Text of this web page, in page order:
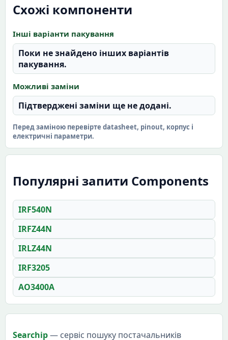
Схожі компоненти
Інші варіанти пакування
Поки не знайдено інших варіантів
пакування.
Можливі заміни
Підтверджені заміни ще не додані.
Перед заміною перевірте datasheet, pinout, корпус і
електричні параметри.
Популярні запити Components
IRF540N
IRFZ44N
IRLZ44N
IRF3205
AO3400A
Searchip— сервіс пошуку постачальників